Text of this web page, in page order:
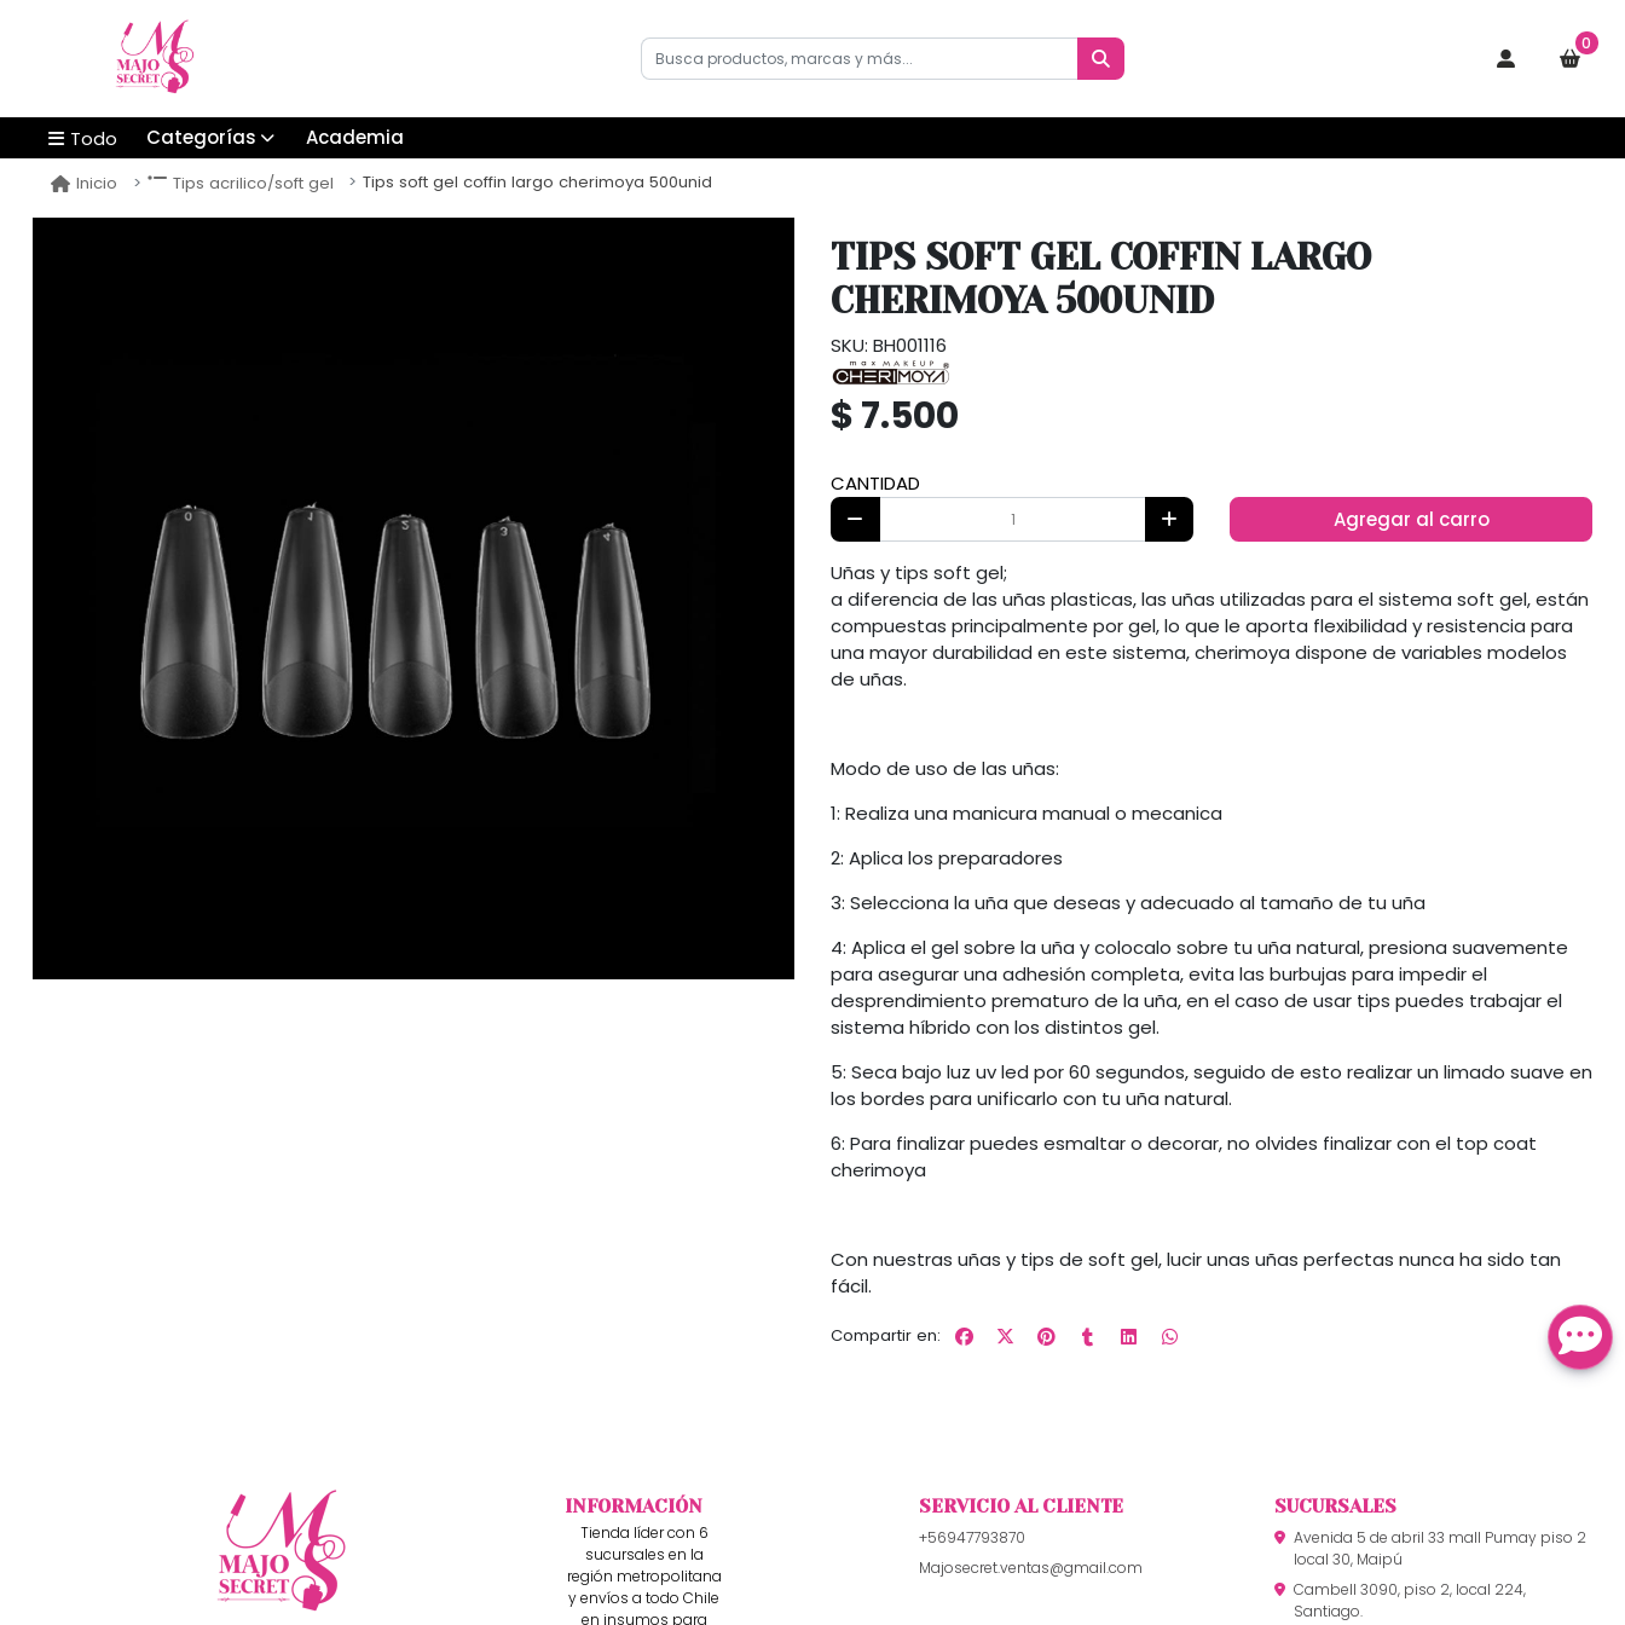
0
Todo Categorías Academia
Inicio Tips acrilico/soft gel Tips soft gel coffin largo cherimoya 500unid
TIPS SOFT GEL COFFIN LARGO
CHERIMOYA 500UNID
SKU: BH001116
$ 7.500
CANTIDAD
Agregar al carro
Uñas y tips soft gel;
a diferencia de las uñas plasticas, las uñas utilizadas para el sistema soft gel, están
compuestas principalmente por gel, lo que le aporta flexibilidad y resistencia para
una mayor durabilidad en este sistema, cherimoya dispone de variables modelos
de uñas.
Modo de uso de las uñas:
1: Realiza una manicura manual o mecanica
2: Aplica los preparadores
3: Selecciona la uña que deseas y adecuado al tamaño de tu uña
4: Aplica el gel sobre la uña y colocalo sobre tu uña natural, presiona suavemente
para asegurar una adhesión completa, evita las burbujas para impedir el
desprendimiento prematuro de la uña, en el caso de usar tips puedes trabajar el
sistema híbrido con los distintos gel.
5: Seca bajo luz uv led por 60 segundos, seguido de esto realizar un limado suave en
los bordes para unificarlo con tu uña natural.
6: Para finalizar puedes esmaltar o decorar, no olvides finalizar con el top coat
cherimoya
Con nuestras uñas y tips de soft gel, lucir unas uñas perfectas nunca ha sido tan
fácil.
Compartir en:
INFORMACIÓN
Tienda líder con 6
sucursales en la
región metropolitana
y envíos a todo Chile
en insumos para
SERVICIO AL CLIENTE
+56947793870
Majosecret.ventas@gmail.com
SUCURSALES
Avenida 5 de abril 33 mall Pumay piso 2
local 30, Maipú
Cambell 3090, piso 2, local 224,
Santiago.